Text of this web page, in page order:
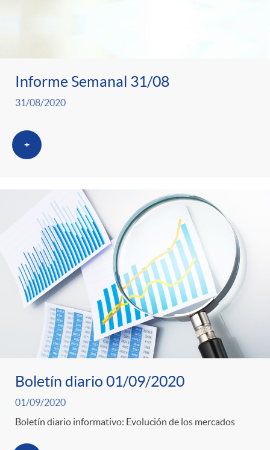
Informe Semanal 31/08
31/08/2020
+
Boletín diario 01/09/2020
01/09/2020
Boletín diario informativo: Evolución de los mercados